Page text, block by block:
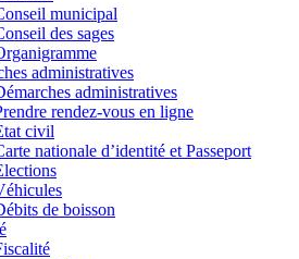
municipal
des sages
administratives
administratives
rendez-vous en ligne
civil
nationale d’identité et Passeport
de boisson